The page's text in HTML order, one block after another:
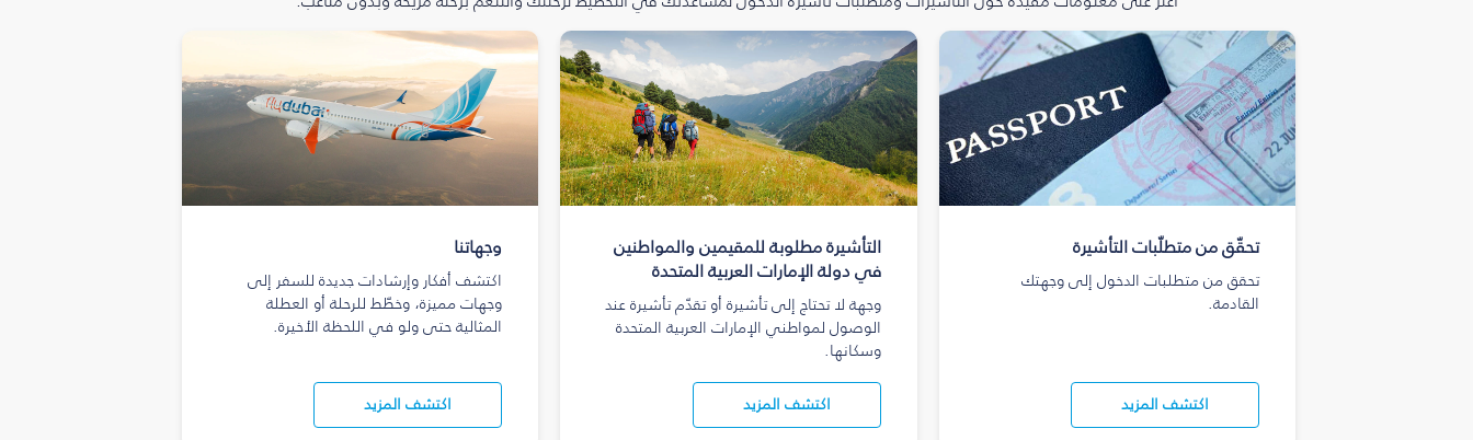
تحقّق من متطلّبات التأشيرة
تحقق من متطلبات الدخول إلى وجهتك
القادمة.
اكتشف المزيد
التأشيرة مطلوبة للمقيمين والمواطنين
في دولة الإمارات العربية المتحدة
وجهة لا تحتاج إلى تأشيرة أو تقدّم تأشيرة عند
الوصول لمواطني الإمارات العربية المتحدة
وسكانها.
اكتشف المزيد
وجهاتنا
اكتشف أفكار وإرشادات جديدة للسفر إلى
وجهات مميزة، وخطّط للرحلة أو العطلة
المثالية حتى ولو في اللحظة الأخيرة.
اكتشف المزيد